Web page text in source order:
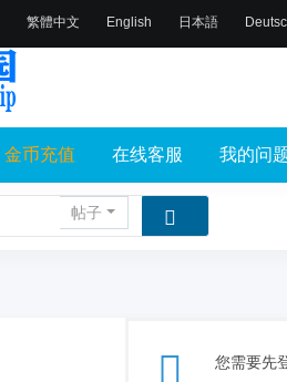
繁體中文 English 日本語
金币充值 在线客服 我的问
帖子
您需要先